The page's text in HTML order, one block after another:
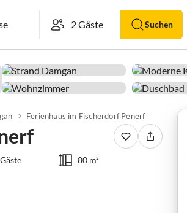
Suchen
Ferienhaus im Fischerdorf Penerf
80 m²